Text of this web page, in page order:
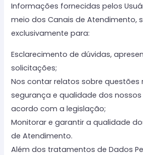
Informações fornecidas pelos
meio dos Canais de Atendimento,
exclusivamente para:
Esclarecimento de dúvidas,
solicitações;
Nos contar relatos sobre questões
segurança e qualidade dos
acordo com a legislação;
Monitorar e garantir a qualidade
de Atendimento.
Além dos tratamentos de Dados